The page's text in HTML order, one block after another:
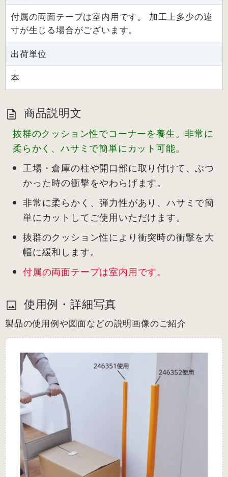
付属の両面テープは室内用です。 加工上多少の違
寸が生じる場合がございます。
出荷単位
本
商品説明文
抜群のクッション性でコーナーを養生。非常に
柔らかく、ハサミで簡単にカット可能。
工場・倉庫の柱や開口部に取り付けて、ぶつ
かった時の衝撃をやわらげます。
非常に柔らかく、弾力性があり、ハサミで簡
単にカットしてご使用いただけます。
抜群のクッション性により衝突時の衝撃を大
幅に緩和します。
付属の両面テープは室内用です。
使用例・詳細写真
製品の使用例や図面などの説明画像のご紹介